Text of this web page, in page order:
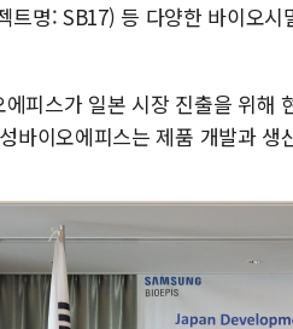
트명: SB17) 등 다양한 바이오
에피스가 일본 시장 진출을 위해
바이오에피스는 제품 개발과